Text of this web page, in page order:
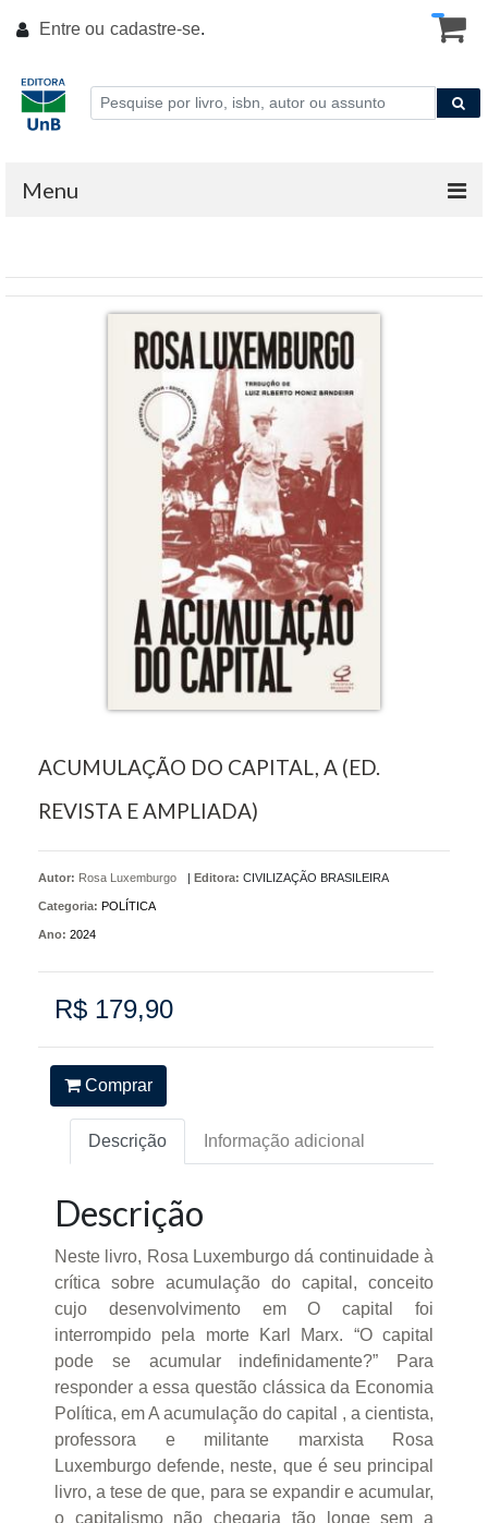
Entre ou cadastre-se.
Menu
ACUMULAÇÃO DO CAPITAL, A (ED.
REVISTA E AMPLIADA)
Autor: Rosa Luxemburgo | Editora: CIVILIZAÇÃO BRASILEIRA
Categoria: POLÍTICA
Ano: 2024
R$ 179,90
Comprar
Descrição Informação adicional
Descrição
Neste livro, Rosa Luxemburgo dá continuidade à
crítica sobre acumulação do capital, conceito
cujo desenvolvimento em O capital foi
interrompido pela morte Karl Marx. “O capital
pode se acumular indefinidamente?” Para
responder a essa questão clássica da Economia
Política, em A acumulação do capital , a cientista,
professora e militante marxista Rosa
Luxemburgo defende, neste, que é seu principal
livro, a tese de que, para se expandir e acumular,
o capitalismo não chegaria tão longe sem a